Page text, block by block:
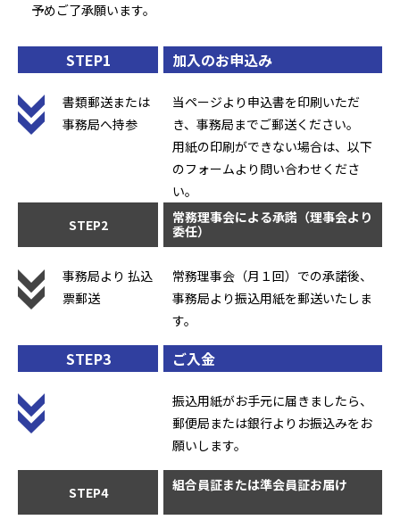
予めご了承願います。
STEP1
書類郵送または
事務局へ持参
加入のお申込み
当ページより申込書を印刷いただ
き、事務局までご郵送ください。
用紙の印刷ができない場合は、以下
のフォームより問い合わせくださ
い。
STEP2
事務局より 払込
票郵送
常務理事会による承諾（理事会より
委任）
常務理事会（月１回）での承諾後、
事務局より振込用紙を郵送いたしま
す。
STEP3 ご入金
振込用紙がお手元に届きましたら、
郵便局または銀行よりお振込みをお
願いします。
STEP4 組合員証または準会員証お届け